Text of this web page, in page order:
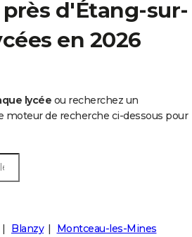
d'Étang-sur-
en 2026
lycée ou recherchez un
de recherche ci-dessous pour
Blanzy Montceau-les-Mines